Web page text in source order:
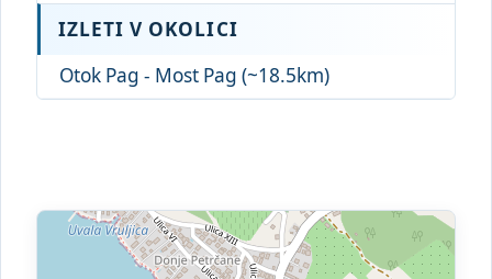
IZLETI V OKOLICI
Otok Pag - Most Pag (~18.5km)